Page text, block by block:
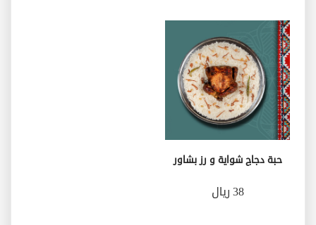
حبة دجاج شواية و رز بشاور
38 ريال